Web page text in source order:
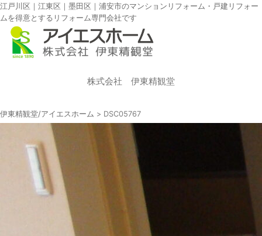
江戸川区｜江東区｜墨田区｜浦安市のマンションリフォーム・戸建リフォー
ムを得意とするリフォーム専門会社です
株式会社 伊東精観堂
伊東精観堂/アイエスホーム > DSC05767